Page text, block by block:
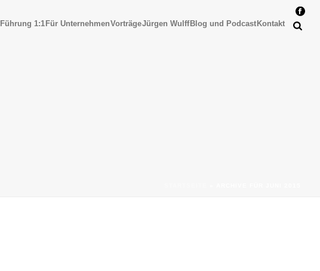
Führung 1:1 Für UnternehmenVorträgeJürgen WulffBlog und Podcast Kontakt